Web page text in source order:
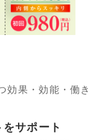
効果・効能・働き
サポート